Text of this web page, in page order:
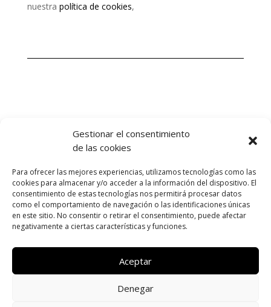
Gestionar el consentimiento
de las cookies
Para ofrecer las mejores experiencias, utilizamos tecnologías como las
cookies para almacenar y/o acceder a la información del dispositivo. El
consentimiento de estas tecnologías nos permitirá procesar datos
como el comportamiento de navegación o las identificaciones únicas
en este sitio. No consentir o retirar el consentimiento, puede afectar
negativamente a ciertas características y funciones.
Aceptar
Denegar
nuestra política de cookies,
RTP y Asociados. Arquitectos Técnicos de Sevilla
Concepción(SE).Aviso Legal y Política de
privacidad. Todos los derechos reservados. 2023.
Puede consultar la Declaración de accesibilidad
aquí.
PROGRAMA KIT DIGITAL COFINANCIADO POR LOS
DE RECUPERACIÓN Y RESILIENCIA